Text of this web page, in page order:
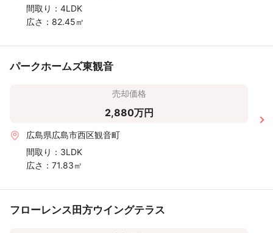
間取り： 4LDK
広さ： 82.45㎡
パークホームズ東観音
売却価格
2,880万円
広島県広島市西区観音町
間取り： 3LDK
広さ： 71.83㎡
フローレンス田方ウイングテラス